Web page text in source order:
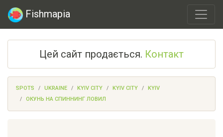
Fishmapia
Цей сайт продається. Контакт
SPOTS UKRAINE KYIV CITY KYIV CITY
KYIV
ОКУНЬ НА СПИННИНГ ЛОВИЛ